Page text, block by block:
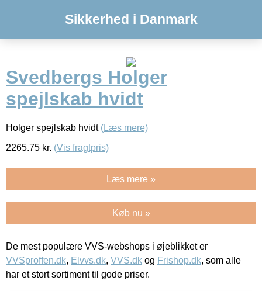
Sikkerhed i Danmark
Svedbergs Holger
spejlskab hvidt
Holger spejlskab hvidt (Læs mere)
2265.75 kr. (Vis fragtpris)
Læs mere »
Køb nu »
De mest populære VVS-webshops i øjeblikket er
VVSproffen.dk, Elvvs.dk, VVS.dk og Frishop.dk, som alle
har et stort sortiment til gode priser.